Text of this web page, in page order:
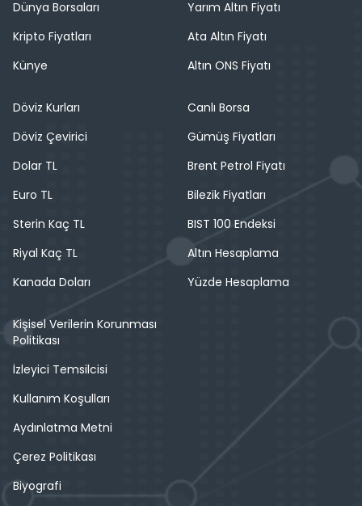
Dünya Borsaları
Kripto Fiyatları
Künye
Yarım Altın Fiyatı
Ata Altın Fiyatı
Altın ONS Fiyatı
Döviz Kurları
Döviz Çevirici
Dolar TL
Euro TL
Sterin Kaç TL
Riyal Kaç TL
Kanada Doları
Canlı Borsa
Gümüş Fiyatları
Brent Petrol Fiyatı
Bilezik Fiyatları
BIST 100 Endeksi
Altın Hesaplama
Yüzde Hesaplama
Kişisel Verilerin Korunması
Politikası
İzleyici Temsilcisi
Kullanım Koşulları
Aydınlatma Metni
Çerez Politikası
Biyografi